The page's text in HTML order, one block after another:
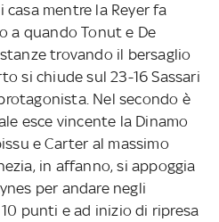
mentre la Reyer fa
a quando Tonut e De
trovando il bersaglio
si chiude sul 23-16 Sassari
Nel secondo è
esce vincente la Dinamo
e Carter al massimo
in affanno, si appoggia
per andare negli
punti e ad inizio di ripresa